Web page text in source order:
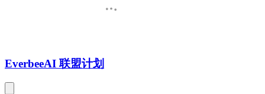
EverbeeAI 联盟计划